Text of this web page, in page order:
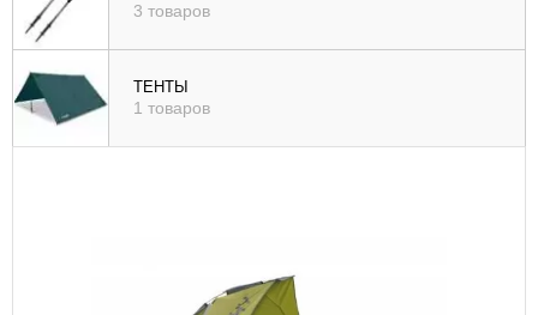
возр
|
убыв
возр
3 товаров
ТЕНТЫ
1 товаров